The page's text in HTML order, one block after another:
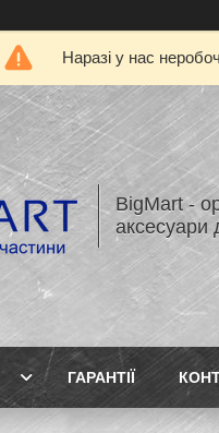
Наразі у нас
BigMart -
аксесуари
ГАРАНТІЇ